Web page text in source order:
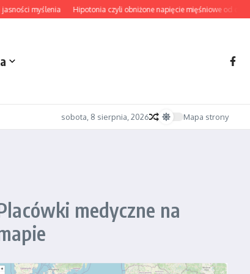
myślenia Hipotonia czyli obniżone napięcie mięśniowe od
sobota, 8 sierpnia, 2026 Mapa strony
medyczne na